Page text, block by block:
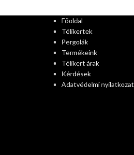
Főoldal
Télikertek
Pergolák
Termékeink
Télikert árak
Kérdések
Adatvédelmi nyilatkozat